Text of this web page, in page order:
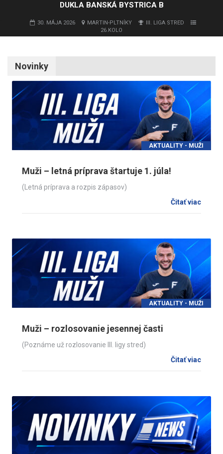
DUKLA BANSKÁ BYSTRICA B
30. MÁJA 2026 MARTIN-PLTNÍKY
III. LIGA STRED
26.KOLO
Novinky
AKTUALITY - MUŽI
Muži – letná príprava štartuje 1. júla!
(Letná príprava a rozpis zápasov)
Čitať viac
AKTUALITY - MUŽI
Muži – rozlosovanie jesennej časti
(Poznáme už rozlosovanie III. ligy stred)
Čitať viac